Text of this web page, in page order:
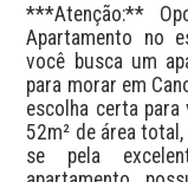
***Atenção:**
Apartamento no
você busca um
para morar em
escolha certa
52m² de área
se pela